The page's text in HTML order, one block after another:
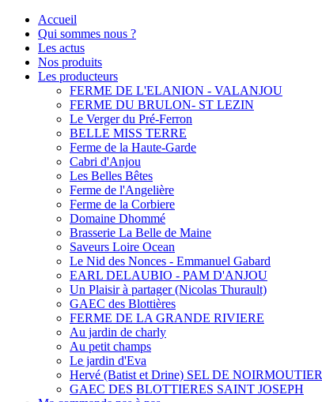
Accueil
Qui sommes nous ?
Les actus
Nos produits
Les producteurs
FERME DE L'ELANION - VALANJOU
FERME DU BRULON- ST LEZIN
Le Verger du Pré-Ferron
BELLE MISS TERRE
Ferme de la Haute-Garde
Cabri d'Anjou
Les Belles Bêtes
Ferme de l'Angelière
Ferme de la Corbiere
Domaine Dhommé
Brasserie La Belle de Maine
Saveurs Loire Ocean
Le Nid des Nonces - Emmanuel Gabard
EARL DELAUBIO - PAM D'ANJOU
Un Plaisir à partager (Nicolas Thurault)
GAEC des Blottières
FERME DE LA GRANDE RIVIERE
Au jardin de charly
Au petit champs
Le jardin d'Eva
Hervé (Batist et Drine) SEL DE NOIRMOUTIER
GAEC DES BLOTTIERES SAINT JOSEPH